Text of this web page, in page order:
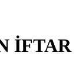
İFTAR